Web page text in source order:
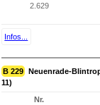
2.629
Infos...
B 229 Neuenrade-
11)
Nr.